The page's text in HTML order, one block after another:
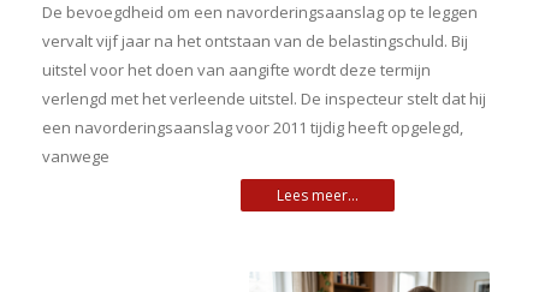
De bevoegdheid om een navorderingsaanslag op te leggen
vervalt vijf jaar na het ontstaan van de belastingschuld. Bij
uitstel voor het doen van aangifte wordt deze termijn
verlengd met het verleende uitstel. De inspecteur stelt dat hij
een navorderingsaanslag voor 2011 tijdig heeft opgelegd,
vanwege